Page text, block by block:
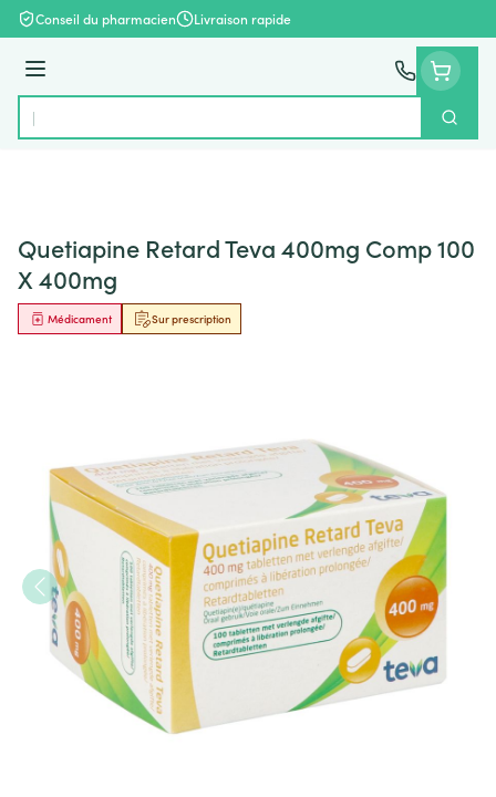
Aller au contenu
Conseil du pharmacien Livraison rapide
Menu
Rechercher
Quetiapine Retard Teva 400mg Comp 100
X 400mg
Sur prescription
Médicament